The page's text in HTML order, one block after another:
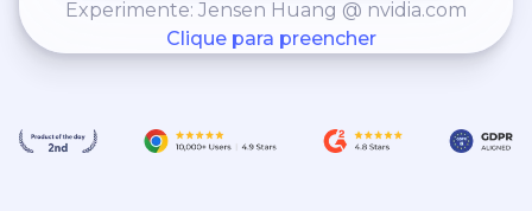
Experimente: Jensen Huang @ nvidia.com
Clique para preencher